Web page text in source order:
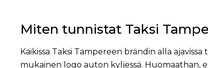
Miten tunnistat Taksi
Kaikissa Taksi Tampereen brändin alla
mukainen logo auton kyljessä. Huomaathan,